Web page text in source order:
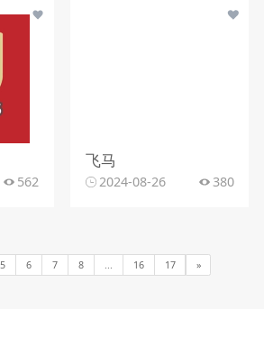
562
飞马
2024-08-26 380
5 6 7 8 16 17 »